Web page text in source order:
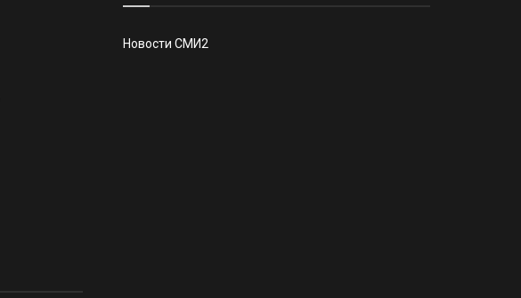
Новости СМИ2